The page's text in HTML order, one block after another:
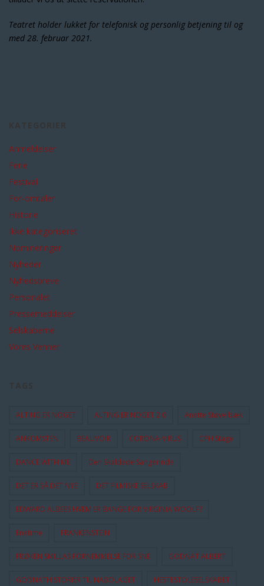
Teatret holder lukket for telefonisk og personlig betjening til og
med 28. februar 2021.
Anmeldelser
Ferie
Festival
For-omtaler
Historie
Ikke kategoriseret
Nomineringer
Nyheder
Nyhedsbreve
Personalet
Pressemeddelser
Selskaberne
Vores Venner
ALTING ER NOGET ALTING ER NOGET 2.0 Anette Støvelbæk
ANKOMSTEN BEAUVOIR CORONA-VIRUS CPH Stage
DANCE WITH ME Den Skaldede Sangerinde
DET ER SÅ DET NYE DET FILMISKE SELSKAB
EDWARD ALBEES HVEM ER BANGE FOR VIRGINIA WOOLF?
Enetime FRANKENSTEIN
FRØKEN SMILLAS FORNEMMELSE FOR SNE GODNAT ALBERT
GODNATHISTORIER TIL NABOLAGET HESTESTOLESELSKABET